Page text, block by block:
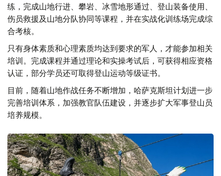
练，完成山地行进、攀岩、冰雪地形通过、登山装备使用、
伤员救援及山地分队协同等课程，并在实战化训练场完成综
合考核。
只有身体素质和心理素质均达到要求的军人，才能参加相关
培训。完成课程并通过理论和实操考试后，可获得相应资格
认证，部分学员还可取得登山运动等级证书。
目前，随着山地作战任务不断增加，哈萨克斯坦计划进一步
完善培训体系，加强教官队伍建设，并逐步扩大军事登山员
培养规模。